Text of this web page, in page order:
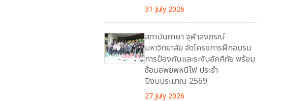
31 July 2026
สถาบันภาษา จุฬาลงกรณ์
มหาวิทยาลัย จัดโครงการฝึกอบรม
การป้องกันและระงับอัคคีภัย พร้อม
ซ้อมอพยพหนีไฟ ประจำ
ปีงบประมาณ 2569
27 July 2026